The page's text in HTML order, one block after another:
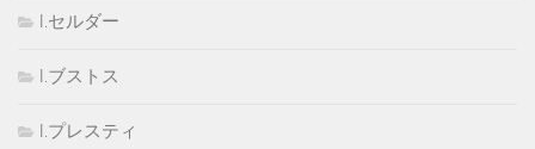
I.セルダー
I.ブストス
I.プレスティ